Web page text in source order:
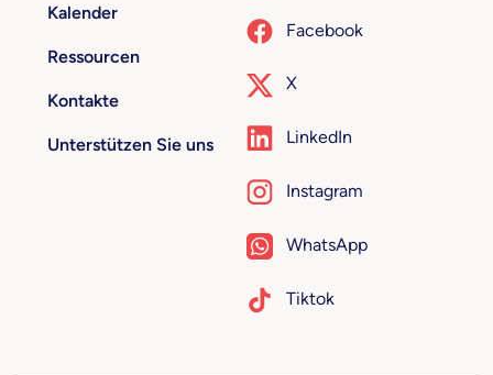
Kalender
Ressourcen
Kontakte
Unterstützen Sie uns
Facebook
X
LinkedIn
Instagram
WhatsApp
Tiktok